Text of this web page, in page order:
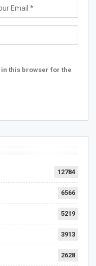
this browser for the
12784
6566
5219
3913
2628